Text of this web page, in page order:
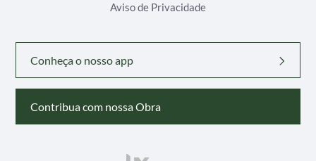
Aviso de Privacidade
Conheça o nosso app
Contribua com nossa Obra